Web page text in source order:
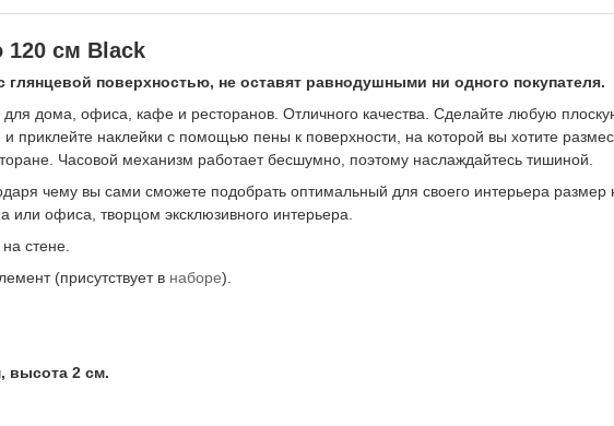
120 см Black
глянцевой поверхностью, не оставят равнодушными ни одного покупателя.
дома, офиса, кафе и ресторанов. Отличного качества. Сделайте любую
приклейте наклейки с помощью пены к поверхности, на которой вы хотите
Часовой механизм работает бесшумно, поэтому наслаждайтесь тишиной.
чему вы сами сможете подобрать оптимальный для своего интерьера размер
или офиса, творцом эксклюзивного интерьера.
стене.
(присутствует в наборе).
высота 2 см.